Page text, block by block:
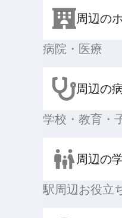
周辺の
病院・医療
周辺の
学校・教育・
周辺の
駅周辺お役立